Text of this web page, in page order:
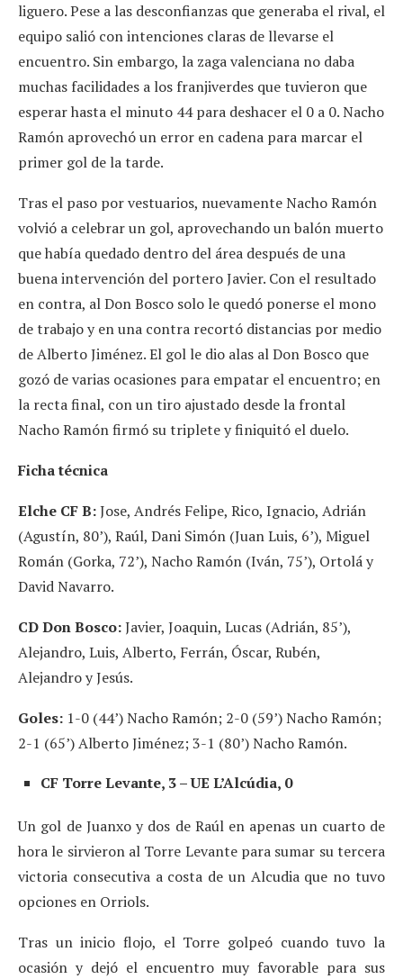
liguero. Pese a las desconfianzas que generaba el rival, el
equipo salió con intenciones claras de llevarse el
encuentro. Sin embargo, la zaga valenciana no daba
muchas facilidades a los franjiverdes que tuvieron que
esperar hasta el minuto 44 para deshacer el 0 a 0. Nacho
Ramón aprovechó un error en cadena para marcar el
primer gol de la tarde.
Tras el paso por vestuarios, nuevamente Nacho Ramón
volvió a celebrar un gol, aprovechando un balón muerto
que había quedado dentro del área después de una
buena intervención del portero Javier. Con el resultado
en contra, al Don Bosco solo le quedó ponerse el mono
de trabajo y en una contra recortó distancias por medio
de Alberto Jiménez. El gol le dio alas al Don Bosco que
gozó de varias ocasiones para empatar el encuentro; en
la recta final, con un tiro ajustado desde la frontal
Nacho Ramón firmó su triplete y finiquitó el duelo.
Ficha técnica
Elche CF B:Jose, Andrés Felipe, Rico, Ignacio, Adrián
(Agustín, 80’), Raúl, Dani Simón (Juan Luis, 6’), Miguel
Román (Gorka, 72’), Nacho Ramón (Iván, 75’), Ortolá y
David Navarro.
CD Don Bosco:Javier, Joaquin, Lucas (Adrián, 85’),
Alejandro, Luis, Alberto, Ferrán, Óscar, Rubén,
Alejandro y Jesús.
Goles: 1-0 (44’) Nacho Ramón; 2-0 (59’) Nacho Ramón;
2-1 (65’) Alberto Jiménez; 3-1 (80’) Nacho Ramón.
CF Torre Levante, 3 – UE L’Alcúdia, 0
Un gol de Juanxo y dos de Raúl en apenas un cuarto de
hora le sirvieron al Torre Levante para sumar su tercera
victoria consecutiva a costa de un Alcudia que no tuvo
opciones en Orriols.
Tras un inicio flojo, el Torre golpeó cuando tuvo la
ocasión y dejó el encuentro muy favorable para sus